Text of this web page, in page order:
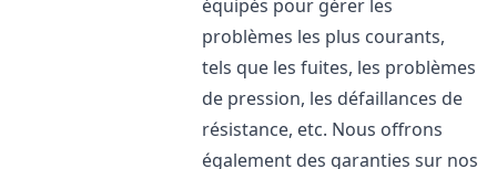
équipés pour gérer les
problèmes les plus courants,
tels que les fuites, les problèmes
de pression, les défaillances de
résistance, etc. Nous offrons
également des garanties sur nos